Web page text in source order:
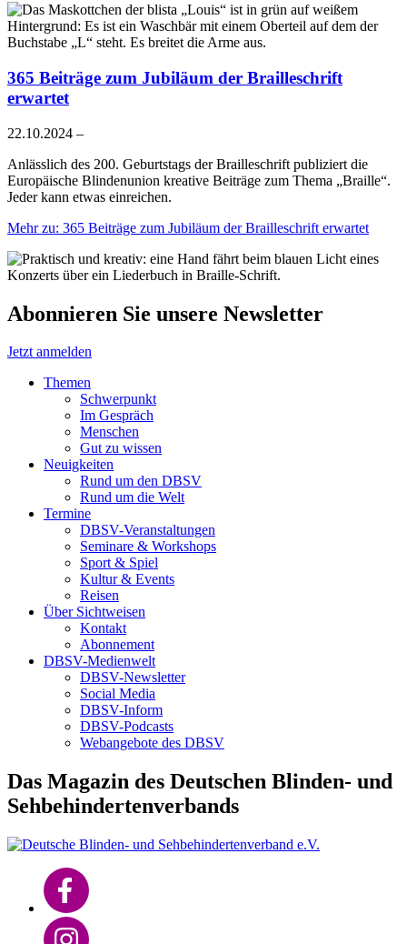
365 Beiträge zum Jubiläum der Brailleschrift
erwartet
22.10.2024 –
Anlässlich des 200. Geburtstags der Brailleschrift publiziert die
Europäische Blindenunion kreative Beiträge zum Thema „Braille“.
Jeder kann etwas einreichen.
Mehrzu: 365 Beiträge zum Jubiläum der Brailleschrift erwartet
Abonnieren Sie unsere Newsletter
Jetzt anmelden
Themen
Schwerpunkt
Im Gespräch
Menschen
Gut zu wissen
Neuigkeiten
Rund um den DBSV
Rund um die Welt
Termine
DBSV-Veranstaltungen
Seminare & Workshops
Sport & Spiel
Kultur & Events
Reisen
Über Sichtweisen
Kontakt
Abonnement
DBSV-Medienwelt
DBSV-Newsletter
Social Media
DBSV-Inform
DBSV-Podcasts
Webangebote des DBSV
Das Magazin des Deutschen Blinden- und
Sehbehindertenverbands